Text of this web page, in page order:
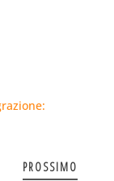
PROSSIMO